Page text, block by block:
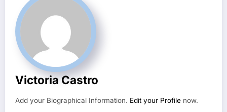
Victoria Castro
Add your Biographical Information. Edit your Profile now.